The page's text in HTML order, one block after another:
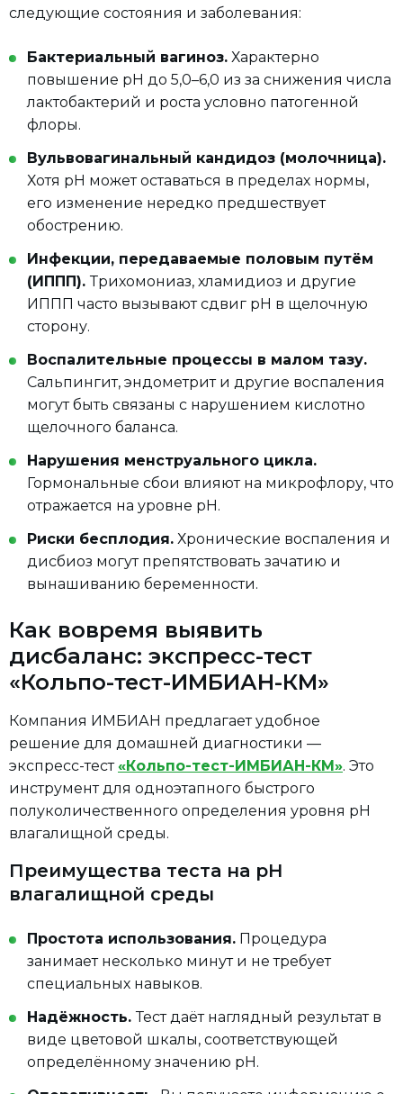
следующие состояния и заболевания:
Бактериальный вагиноз. Характерно
повышение pH до 5,0–6,0 из за снижения числа
лактобактерий и роста условно патогенной
флоры.
Вульвовагинальный кандидоз (молочница).
Хотя pH может оставаться в пределах нормы,
его изменение нередко предшествует
обострению.
Инфекции, передаваемые половым путём
(ИППП).Трихомониаз, хламидиоз и другие
ИППП часто вызывают сдвиг pH в щелочную
сторону.
Воспалительные процессы в малом тазу.
Сальпингит, эндометрит и другие воспаления
могут быть связаны с нарушением кислотно
щелочного баланса.
Нарушения менструального цикла.
Гормональные сбои влияют на микрофлору, что
отражается на уровне pH.
Риски бесплодия. Хронические воспаления и
дисбиоз могут препятствовать зачатию и
вынашиванию беременности.
Как вовремя выявить
дисбаланс: экспресс-тест
«Кольпо-тест-ИМБИАН-КМ»
Компания ИМБИАН предлагает удобное
решение для домашней диагностики —
экспресс-тест«Кольпо-тест-ИМБИАН-КМ». Это
инструмент для одноэтапного быстрого
полуколичественного определения уровня pH
влагалищной среды.
Преимущества теста на pH
влагалищной среды
Простота использования. Процедура
занимает несколько минут и не требует
специальных навыков.
Надёжность.Тест даёт наглядный результат в
виде цветовой шкалы, соответствующей
определённому значению pH.